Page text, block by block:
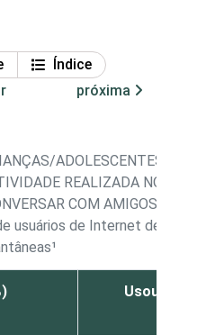
Índice
próxima
ADOLESCENTES,
REALIZADA NO
COM AMIGOS
usuários de Internet de 11 a
Usou